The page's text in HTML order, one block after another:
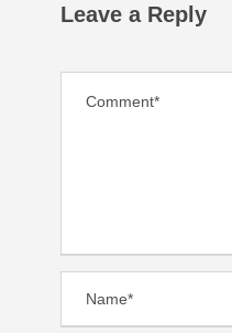
Leave a Reply